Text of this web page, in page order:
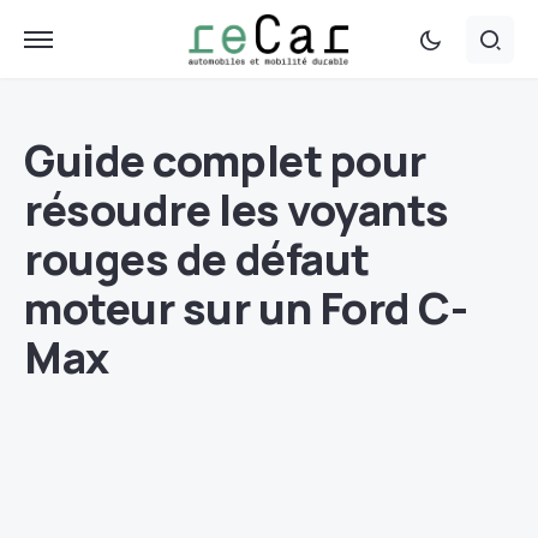
Guide complet pour
résoudre les voyants
rouges de défaut
moteur sur un Ford C-
Max